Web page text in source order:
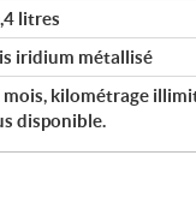
litres
iridium métallisé
mois, kilométrage
disponible.